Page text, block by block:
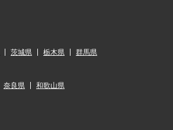
茨城県 栃木県 群馬県
奈良県 和歌山県